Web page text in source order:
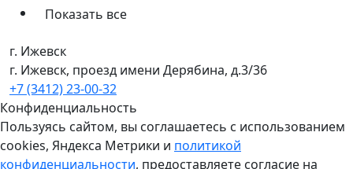
Показать все
г. Ижевск
г. Ижевск, проезд имени Дерябина, д.3/36
+7 (3412) 23-00-32
Конфиденциальность
Пользуясь сайтом, вы соглашаетесь с использованием
cookies, Яндекса Метрики и политикой
конфиденциальности, предоставляете согласие на